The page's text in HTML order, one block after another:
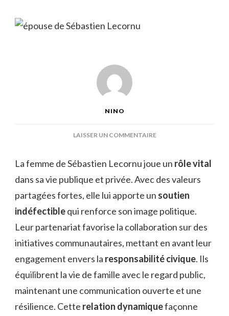
NINO
LAISSER UN COMMENTAIRESUR
SÉBASTIEN
LECORNU
La femme de Sébastien Lecornu joue un rôle vital
dans sa vie publique et privée. Avec des valeurs
partagées fortes, elle lui apporte un soutien
indéfectiblequi renforce son image politique.
Leur partenariat favorise la collaboration sur des
initiatives communautaires, mettant en avant leur
engagement envers la responsabilité civique. Ils
équilibrent la vie de famille avec le regard public,
maintenant une communication ouverte et une
résilience. Cette relation dynamiquefaçonne